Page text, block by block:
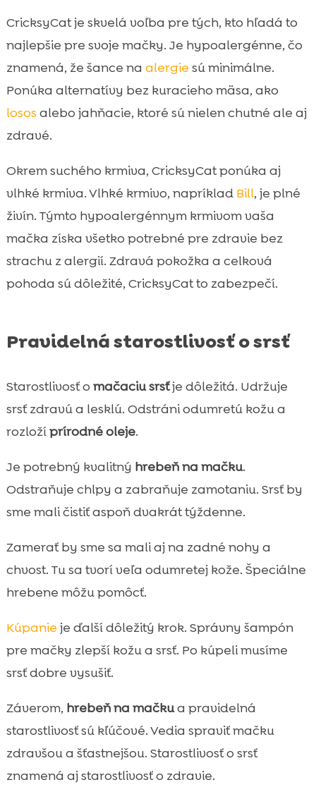
CricksyCat je skvelá voľba pre tých, kto hľadá to
najlepšie pre svoje mačky. Je hypoalergénne, čo
znamená, že šance na alergie sú minimálne.
Ponúka alternatívy bez kuracieho mäsa, ako
losos alebo jahňacie, ktoré sú nielen chutné ale aj
zdravé.
Okrem suchého krmiva, CricksyCat ponúka aj
vlhké krmiva. Vlhké krmivo, napríklad Bill, je plné
živín. Týmto hypoalergénnym krmivom vaša
mačka získa všetko potrebné pre zdravie bez
strachu z alergií. Zdravá pokožka a celková
pohoda sú dôležité, CricksyCat to zabezpečí.
Pravidelná starostlivosť o srsť
Starostlivosť o mačaciu srsťje dôležitá. Udržuje
srsť zdravú a lesklú. Odstráni odumretú kožu a
rozložíprírodné oleje.
Je potrebný kvalitný hrebeň na mačku.
Odstraňuje chlpy a zabraňuje zamotaniu. Srsť by
sme mali čistiť aspoň dvakrát týždenne.
Zamerať by sme sa mali aj na zadné nohy a
chvost. Tu sa tvorí veľa odumretej kože. Špeciálne
hrebene môžu pomôcť.
Kúpanie je ďalší dôležitý krok. Správny šampón
pre mačky zlepší kožu a srsť. Po kúpeli musíme
srsť dobre vysušiť.
Záverom, hrebeň na mačkua pravidelná
starostlivosť sú kľúčové. Vedia spraviť mačku
zdravšou a šťastnejšou. Starostlivosť o srsť
znamená aj starostlivosť o zdravie.